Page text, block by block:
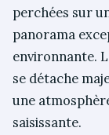
perchées sur
panorama
environnante.
se détache
une
saisissante.